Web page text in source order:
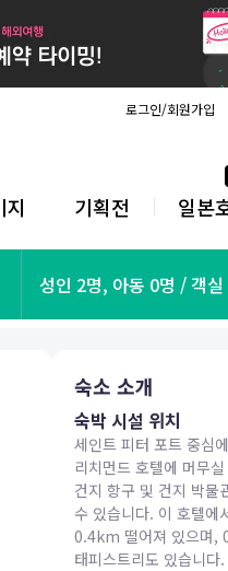
로그인/회원가입
기획전 일본
기획전
해외패키지
성인 2명, 아동 0명 / 객실
숙소 소개
숙박 시설 위치
세인트 피터 포트 중심
리치먼드 호텔에 머무
건지 항구 및 건지 박물
수 있습니다. 이 호텔에
0.4km 떨어져 있으며,
태피스트리도 있습니다.